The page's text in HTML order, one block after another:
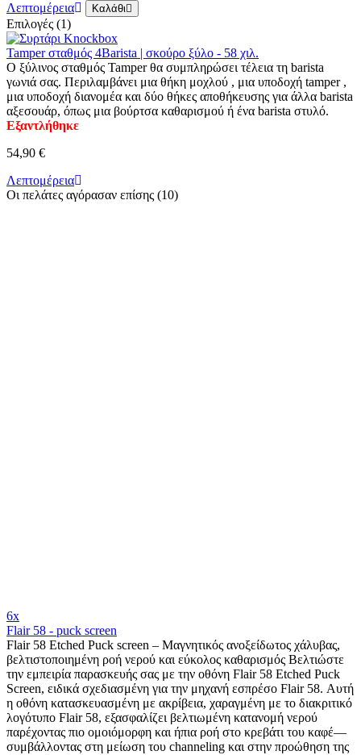
Λεπτομέρεια Καλάθι
Επιλογές (1)
Tamper σταθμός 4Barista | σκούρο ξύλο - 58 χιλ.
Ο ξύλινος σταθμός Tamper θα συμπληρώσει τέλεια τη barista
γωνιά σας. Περιλαμβάνει μια θήκη μοχλού , μια υποδοχή tamper ,
μια υποδοχή διανομέα και δύο θήκες αποθήκευσης για άλλα barista
αξεσουάρ, όπως μια βούρτσα καθαρισμού ή ένα barista στυλό.
Εξαντλήθηκε
54,90 €
Λεπτομέρεια
Οι πελάτες αγόρασαν επίσης (10)
6x
Flair 58 - puck screen
Flair 58 Etched Puck screen – Μαγνητικός ανοξείδωτος χάλυβας,
βελτιστοποιημένη ροή νερού και εύκολος καθαρισμός Βελτιώστε
την εμπειρία παρασκευής σας με την οθόνη Flair 58 Etched Puck
Screen, ειδικά σχεδιασμένη για την μηχανή εσπρέσο Flair 58. Αυτή
η οθόνη κατασκευασμένη με ακρίβεια, χαραγμένη με το διακριτικό
λογότυπο Flair 58, εξασφαλίζει βελτιωμένη κατανομή νερού
παρέχοντας πιο ομοιόμορφη και ήπια ροή στο κρεβάτι του καφέ—
συμβάλλοντας στη μείωση του channeling και στην προώθηση της